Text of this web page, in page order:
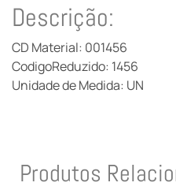
Descrição:
CD Material: 001456
CodigoReduzido: 1456
Unidade de Medida: UN
Produtos